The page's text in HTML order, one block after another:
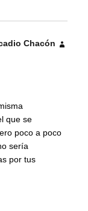
Chacón
que se
poco a poco
sería
por tus